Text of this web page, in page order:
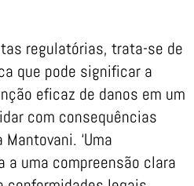
regulatórias, trata-se de
que pode significar a
eficaz de danos em um
com consequências
‘Uma
a uma compreensão clara